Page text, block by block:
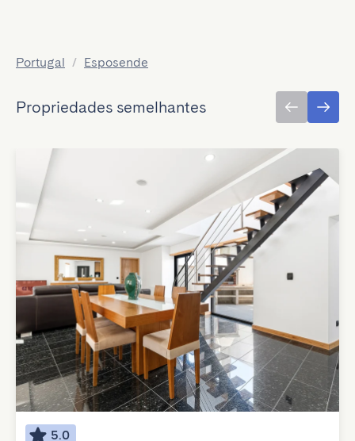
Portugal / Esposende
Propriedades semelhantes
5.0